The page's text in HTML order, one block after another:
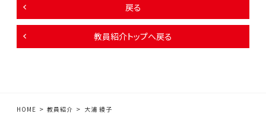
戻る
教員紹介トップへ戻る
HOME 教員紹介 大浦 綾子